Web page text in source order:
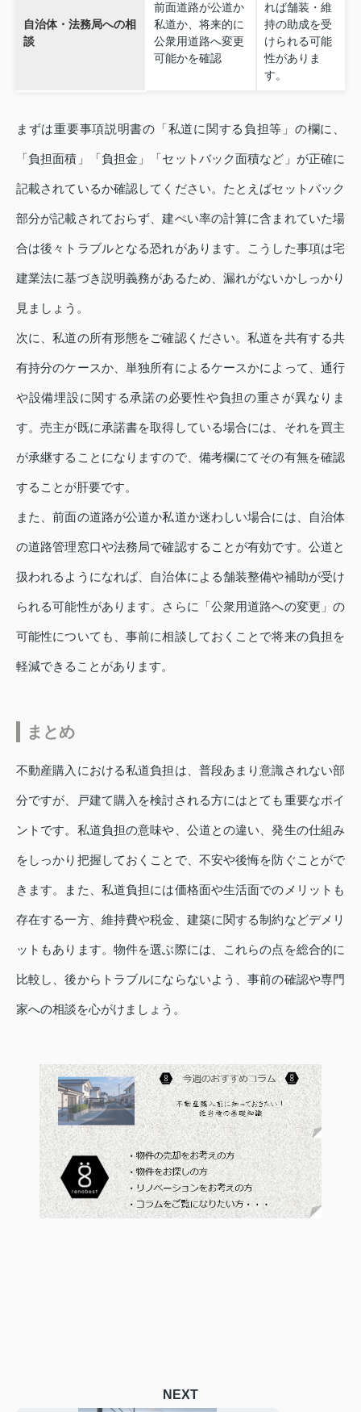
自治体・法務局への相
談
前面道路が公道か
私道か、将来的に
公衆用道路へ変更
可能かを確認
れば舗装・維
持の助成を受
けられる可能
性がありま
す。
まずは重要事項説明書の「私道に関する負担等」の欄に、
「負担面積」「負担金」「セットバック面積など」が正確に
記載されているか確認してください。たとえばセットバック
部分が記載されておらず、建ぺい率の計算に含まれていた場
合は後々トラブルとなる恐れがあります。こうした事項は宅
建業法に基づき説明義務があるため、漏れがないかしっかり
見ましょう。
次に、私道の所有形態をご確認ください。私道を共有する共
有持分のケースか、単独所有によるケースかによって、通行
や設備埋設に関する承諾の必要性や負担の重さが異なりま
す。売主が既に承諾書を取得している場合には、それを買主
が承継することになりますので、備考欄にてその有無を確認
することが肝要です。
また、前面の道路が公道か私道か迷わしい場合には、自治体
の道路管理窓口や法務局で確認することが有効です。公道と
扱われるようになれば、自治体による舗装整備や補助が受け
られる可能性があります。さらに「公衆用道路への変更」の
可能性についても、事前に相談しておくことで将来の負担を
軽減できることがあります。
まとめ
不動産購入における私道負担は、普段あまり意識されない部
分ですが、戸建て購入を検討される方にはとても重要なポイ
ントです。私道負担の意味や、公道との違い、発生の仕組み
をしっかり把握しておくことで、不安や後悔を防ぐことがで
きます。また、私道負担には価格面や生活面でのメリットも
存在する一方、維持費や税金、建築に関する制約などデメリ
ットもあります。物件を選ぶ際には、これらの点を総合的に
比較し、後からトラブルにならないよう、事前の確認や専門
家への相談を心がけましょう。
NEXT